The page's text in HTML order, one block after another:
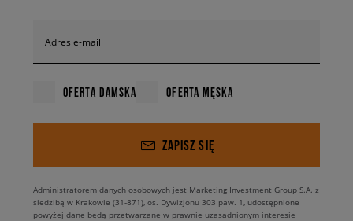
Adres e-mail
OFERTA DAMSKA OFERTA MĘSKA
ZAPISZ SIĘ
Administratorem danych osobowych jest Marketing Investment Group S.A. z
siedzibą w Krakowie (31-871), os. Dywizjonu 303 paw. 1, udostępnione
powyżej dane będą przetwarzane w prawnie uzasadnionym interesie